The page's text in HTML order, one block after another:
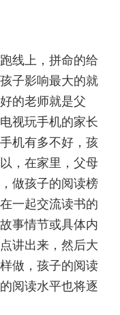
线上，拼命的给
子影响最大的就
的老师就是父
视玩手机的家长
机有多不好，孩
，在家里，父母
做孩子的阅读榜
一起交流读书的
事情节或具体内
讲出来，然后大
做，孩子的阅读
阅读水平也将逐